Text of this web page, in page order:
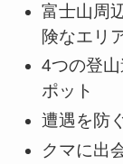
富士山周
険なエリ
4つの登
ポット
遭遇を防
クマに出